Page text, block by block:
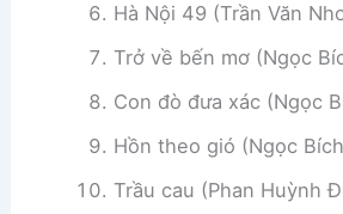
Hà Nội 49 (Trần Văn
Trở về bến mơ (Ngọc
Con đò đưa xác (Ngọc
Hồn theo gió (Ngọc
Trầu cau (Phan Huỳnh